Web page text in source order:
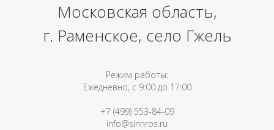
Московская область,
г. Раменское, село Гжель
Режим работы:
Ежедневно, с 9:00 до 17:00
+7 (499) 553-84-09
info@sinnros.ru